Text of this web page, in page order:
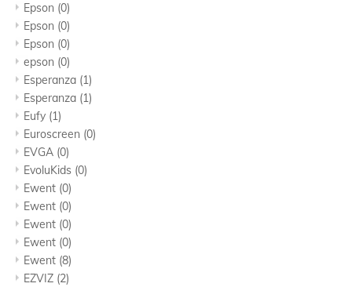
Epson (0)
Epson (0)
Epson (0)
epson (0)
Esperanza (1)
Esperanza (1)
Eufy (1)
Euroscreen (0)
EVGA (0)
EvoluKids (0)
Ewent (0)
Ewent (0)
Ewent (0)
Ewent (0)
Ewent (8)
EZVIZ (2)